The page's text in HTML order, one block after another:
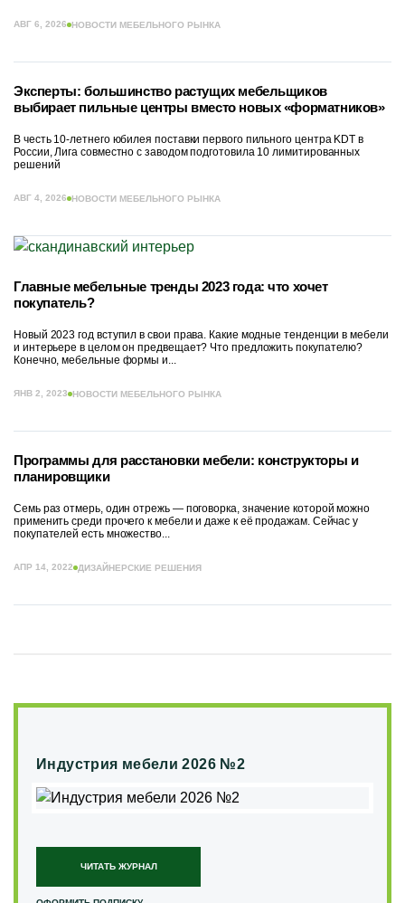
АВГ 6, 2026 НОВОСТИ МЕБЕЛЬНОГО РЫНКА
Эксперты: большинство растущих мебельщиков
выбирает пильные центры вместо новых «форматников»
В честь 10-летнего юбилея поставки первого пильного центра KDT в
России, Лига совместно с заводом подготовила 10 лимитированных
решений
АВГ 4, 2026 НОВОСТИ МЕБЕЛЬНОГО РЫНКА
Главные мебельные тренды 2023 года: что хочет
покупатель?
Новый 2023 год вступил в свои права. Какие модные тенденции в мебели
и интерьере в целом он предвещает? Что предложить покупателю?
Конечно, мебельные формы и...
ЯНВ 2, 2023 НОВОСТИ МЕБЕЛЬНОГО РЫНКА
Программы для расстановки мебели: конструкторы и
планировщики
Семь раз отмерь, один отрежь — поговорка, значение которой можно
применить среди прочего к мебели и даже к её продажам. Сейчас у
покупателей есть множество...
АПР 14, 2022 ДИЗАЙНЕРСКИЕ РЕШЕНИЯ
Индустрия мебели 2026 №2
ЧИТАТЬ ЖУРНАЛ